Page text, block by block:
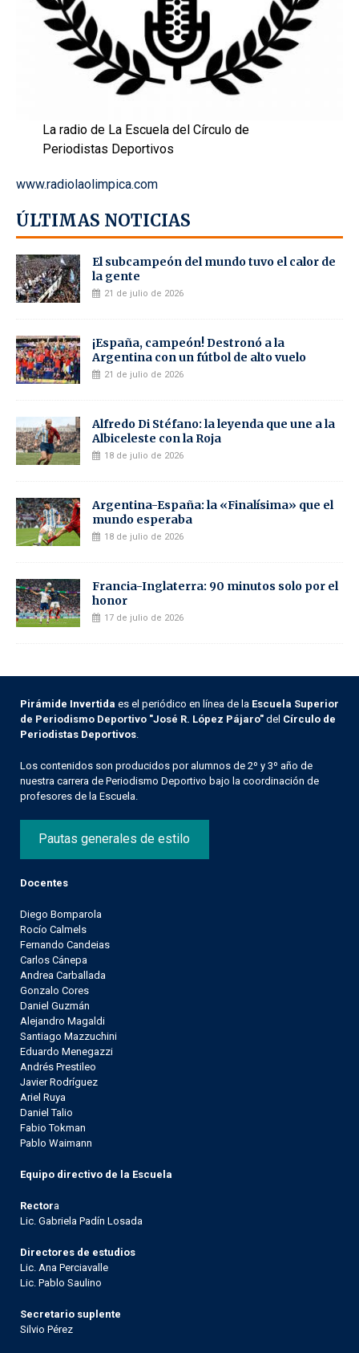
La radio de La Escuela del Círculo de
Periodistas Deportivos
www.radiolaolimpica.com
ÚLTIMAS NOTICIAS
El subcampeón del mundo tuvo el calor de
la gente
21 de julio de 2026
¡España, campeón! Destronó a la
Argentina con un fútbol de alto vuelo
21 de julio de 2026
Alfredo Di Stéfano: la leyenda que une a la
Albiceleste con la Roja
18 de julio de 2026
Argentina-España: la «Finalísima» que el
mundo esperaba
18 de julio de 2026
Francia-Inglaterra: 90 minutos solo por el
honor
17 de julio de 2026
Pirámide Invertida es el periódico en línea de la Escuela Superior
de Periodismo Deportivo "José R. López Pájaro" del Círculo de
Periodistas Deportivos
Los contenidos son producidos por alumnos de 2º y 3º año de
nuestra carrera de Periodismo Deportivo bajo la coordinación de
profesores de la Escuela.
Pautas generales de estilo
Docentes
Diego Bomparola
Rocío Calmels
Fernando Candeias
Carlos Cánepa
Andrea Carballada
Gonzalo Cores
Daniel Guzmán
Alejandro Magaldi
Santiago Mazzuchini
Eduardo Menegazzi
Andrés Prestileo
Javier Rodríguez
Ariel Ruya
Daniel Talio
Fabio Tokman
Pablo Waimann
Equipo directivo de la Escuela
Rectora
Lic. Gabriela Padín Losada
Directores de estudios
Lic. Ana Perciavalle
Lic. Pablo Saulino
Secretario suplente
Silvio Pérez